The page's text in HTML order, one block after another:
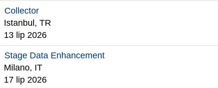
Collector
Istanbul, TR
13 lip 2026
Stage Data Enhancement
Milano, IT
17 lip 2026